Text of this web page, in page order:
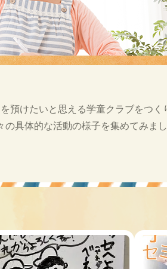
を預けたいと思える学童クラブをつく
具体的な活動の様子を集めてみま